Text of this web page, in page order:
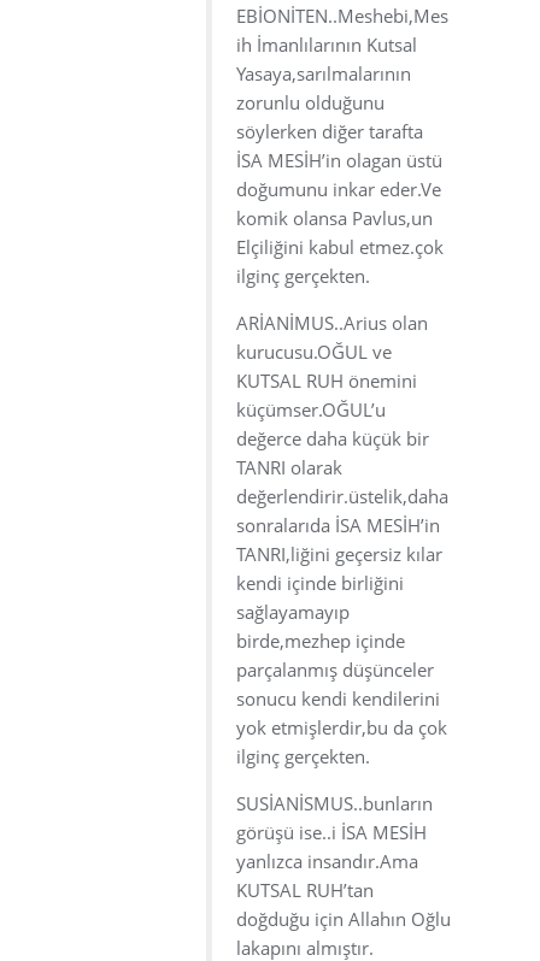
EBİONİTEN..Meshebi,Mes
ih İmanlılarının Kutsal
Yasaya,sarılmalarının
zorunlu olduğunu
söylerken diğer tarafta
İSA MESİH’in olagan üstü
doğumunu inkar eder.Ve
komik olansa Pavlus,un
Elçiliğini kabul etmez.çok
ilginç gerçekten.
ARİANİMUS..Arius olan
kurucusu.OĞUL ve
KUTSAL RUH önemini
küçümser.OĞUL’u
değerce daha küçük bir
TANRI olarak
değerlendirir.üstelik,daha
sonralarıda İSA MESİH’in
TANRI,liğini geçersiz kılar
kendi içinde birliğini
sağlayamayıp
birde,mezhep içinde
parçalanmış düşünceler
sonucu kendi kendilerini
yok etmişlerdir,bu da çok
ilginç gerçekten.
SUSİANİSMUS..bunların
görüşü ise..i İSA MESİH
yanlızca insandır.Ama
KUTSAL RUH’tan
doğduğu için Allahın Oğlu
lakapını almıştır.